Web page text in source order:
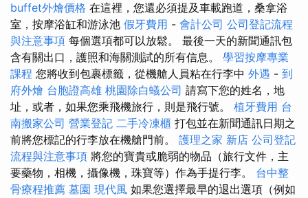
buffet外燴價格 在這裡，您還必須提及車載跑道，桑拿浴
室，按摩浴缸和游泳池 假牙費用 - 會計公司 公司登記流程
與注意事項 每個選項都可以放鬆。 最後一天的新聞通訊包
含有關出口，護照和海關測試的所有信息。 學習按摩專業
課程 您將收到包裹標籤，從機艙人員粘在行李中 外遇 - 到
府外燴 台胞證高雄 桃園除白蟻公司 請寫下您的姓名，地
址，或者，如果您乘飛機旅行，則是飛行號。 植牙費用 台
南搬家公司 營業登記 二手冷凍櫃 打包並在新聞通訊日期之
前將您標記的行李放在機艙門前。 護理之家 新店 公司登記
流程與注意事項 將您的寶貴或脆弱的物品（旅行文件，主
要藥物，相機，攝像機，珠寶等）作為手提行李。 台中整
骨療程推薦 墓園 現代風 如果您選擇最早的退出選項（例如